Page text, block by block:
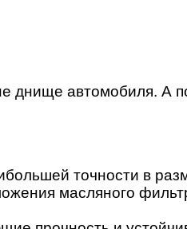
днище автомобиля. А
точности в
масляного